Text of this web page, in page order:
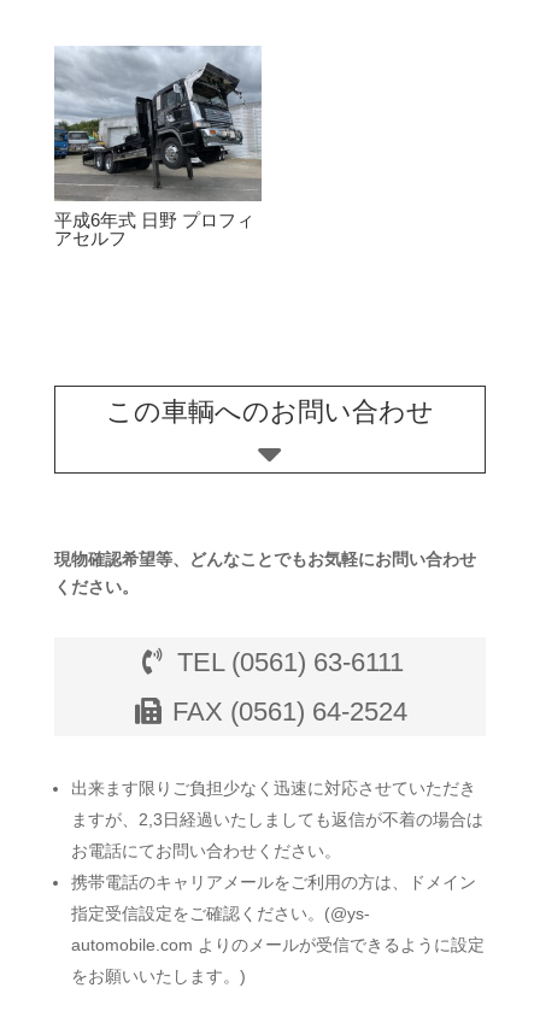
平成6年式 日野 プロフィ
アセルフ
この車輌へのお問い合わせ
現物確認希望等、どんなことでもお気軽にお問い合わせ
ください。
TEL (0561) 63-6111
FAX (0561) 64-2524
出来ます限りご負担少なく迅速に対応させていただき
ますが、2,3日経過いたしましても返信が不着の場合は
お電話にてお問い合わせください。
携帯電話のキャリアメールをご利用の方は、ドメイン
指定受信設定をご確認ください。(@ys-
automobile.com よりのメールが受信できるように設定
をお願いいたします。)